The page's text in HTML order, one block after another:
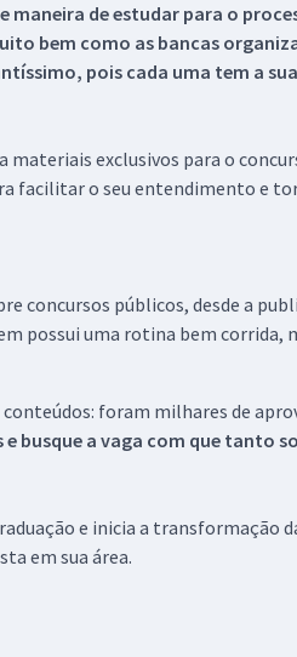
maneira de estudar para o
bem como as bancas
pois cada uma tem a
materiais exclusivos para o
facilitar o seu entendimento e
concursos públicos, desde a
possui uma rotina bem
foram milhares de
busque a vaga com que tanto
e inicia a
em sua área.